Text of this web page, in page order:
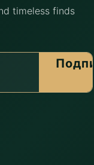
timeless finds